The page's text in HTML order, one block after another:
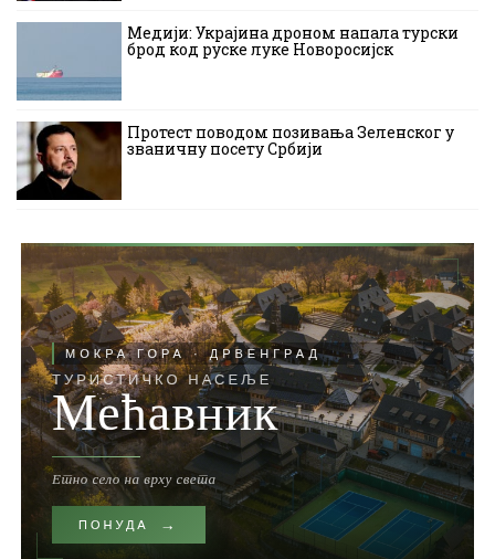
Медији: Украјина дроном напала турски
брод код руске луке Новоросијск
Протест поводом позивања Зеленског у
званичну посету Србији